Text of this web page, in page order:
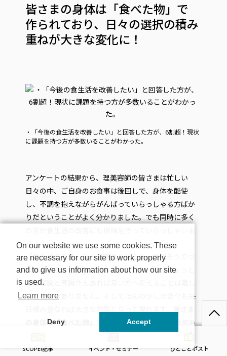
皆さまの身体は「食べた物」で
作られており、日々の選択の積み
重ねが大きな変化に！
・「今後の食生活を改善したい」と回答した方が、6割超！現状
に課題を持つ方が多数いることがわかった。
アンケートの結果から、理美容師の皆さまは忙しい
日々の中、ご自身のお食事は後回しで、身体を酷使
し、不調を抱えながらがんばっていらっしゃる方ばか
りだということがよく分かりました。でも同時に多く
す。
「食生活の改善」なんて字面を見ると、面倒そうでつ
まらなそう、と思われがちです。でも、実はちょっと
した知識と意識さえあれば良い方へ変えることは難し
いことではありません。そしてほんの少しの変化も毎
の身体は「食べた物」で作られています
。まずは気楽
択へと変えて行きませんか？コンビニでお惣菜やデザ
SCOPE!記事 イベント・セミナー ひとことポスト
On our website we use some cookies. These
are necessary for our site to work properly
and to give us information about how our site
is used.
Learn more
Deny Accept